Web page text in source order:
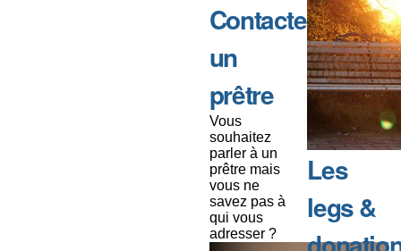
Contacter
un
prêtre
Vous
souhaitez
parler à un
prêtre mais
vous ne
savez pas à
qui vous
adresser ?
Les
legs &